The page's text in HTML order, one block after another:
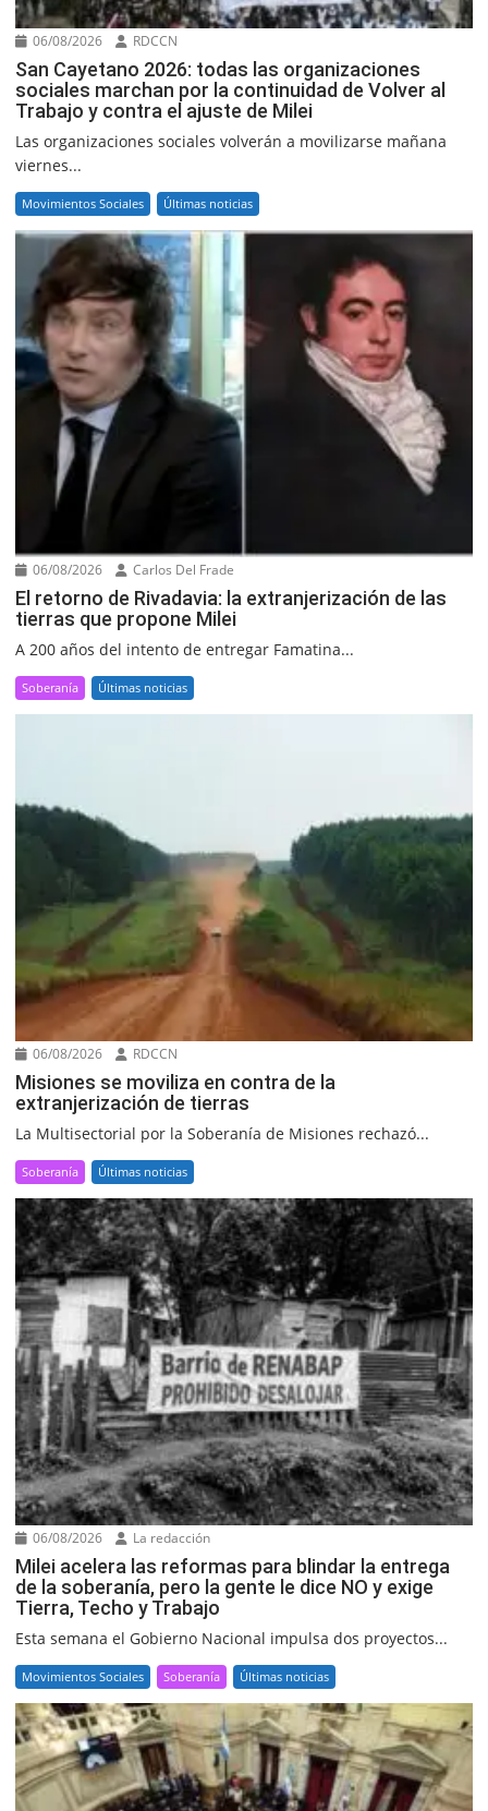
06/08/2026 RDCCN
San Cayetano 2026: todas las organizaciones
sociales marchan por la continuidad de Volver al
Trabajo y contra el ajuste de Milei
Las organizaciones sociales volverán a movilizarse mañana
viernes...
Movimientos Sociales Últimas noticias
06/08/2026 Carlos Del Frade
El retorno de Rivadavia: la extranjerización de las
tierras que propone Milei
A 200 años del intento de entregar Famatina...
Soberanía Últimas noticias
06/08/2026 RDCCN
Misiones se moviliza en contra de la
extranjerización de tierras
La Multisectorial por la Soberanía de Misiones rechazó...
Soberanía Últimas noticias
06/08/2026 La redacción
Milei acelera las reformas para blindar la entrega
de la soberanía, pero la gente le dice NO y exige
Tierra, Techo y Trabajo
Esta semana el Gobierno Nacional impulsa dos proyectos...
Movimientos Sociales Soberanía Últimas noticias